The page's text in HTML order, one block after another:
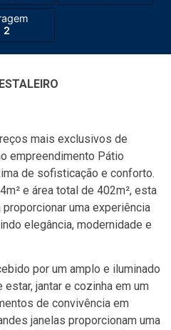
2
mais exclusivos de
empreendimento Pátio
de sofisticação e conforto.
e área total de 402m², esta
uma experiência
elegância, modernidade e
por um amplo e iluminado
jantar e cozinha em um
de convivência em
janelas proporcionam uma